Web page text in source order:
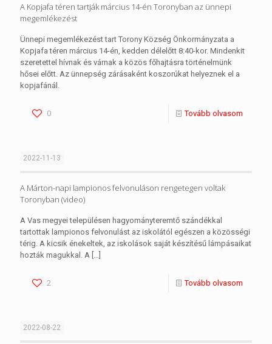
A Kopjafa téren tartják március 14-én Toronyban az ünnepi
megemlékezést
Ünnepi megemlékezést tart Torony Község Önkormányzata a
Kopjafa téren március 14-én, kedden délelőtt 8:40-kor. Mindenkit
szeretettel hívnak és várnak a közös főhajtásra történelmünk
hősei előtt. Az ünnepség zárásaként koszorúkat helyeznek el a
kopjafánál.
0 Tovább olvasom
2022-11-13
A Márton-napi lampionos felvonuláson rengetegen voltak
Toronyban (video)
A Vas megyei településen hagyományteremtő szándékkal
tartottak lampionos felvonulást az iskolától egészen a közösségi
térig. A kicsik énekeltek, az iskolások saját készítésű lámpásaikat
hozták magukkal. A […]
2 Tovább olvasom
2022-08-22